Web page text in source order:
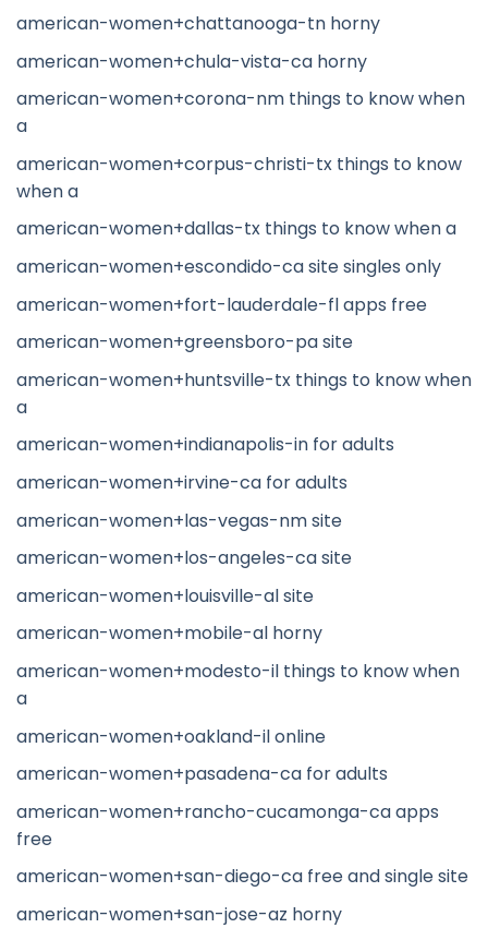
american-women+chattanooga-tn horny
american-women+chula-vista-ca horny
american-women+corona-nm things to know when
a
american-women+corpus-christi-tx things to know
when a
american-women+dallas-tx things to know when a
american-women+escondido-ca site singles only
american-women+fort-lauderdale-fl apps free
american-women+greensboro-pa site
american-women+huntsville-tx things to know when
a
american-women+indianapolis-in for adults
american-women+irvine-ca for adults
american-women+las-vegas-nm site
american-women+los-angeles-ca site
american-women+louisville-al site
american-women+mobile-al horny
american-women+modesto-il things to know when
a
american-women+oakland-il online
american-women+pasadena-ca for adults
american-women+rancho-cucamonga-ca apps
free
american-women+san-diego-ca free and single site
american-women+san-jose-az horny